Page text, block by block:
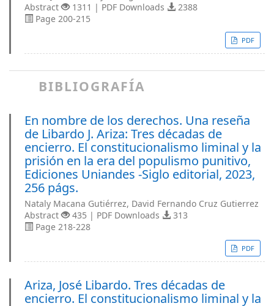
Abstract
1311 | PDF Downloads
2388
Page 200-215
PDF
BIBLIOGRAFÍA
En nombre de los derechos. Una reseña
de Libardo J. Ariza: Tres décadas de
encierro. El constitucionalismo liminal y la
prisión en la era del populismo punitivo,
Ediciones Uniandes -Siglo editorial, 2023,
256 págs.
Nataly Macana Gutiérrez, David Fernando Cruz Gutierrez
Abstract
435 | PDF Downloads
313
Page 218-228
PDF
Ariza, José Libardo. Tres décadas de
encierro. El constitucionalismo liminal y la